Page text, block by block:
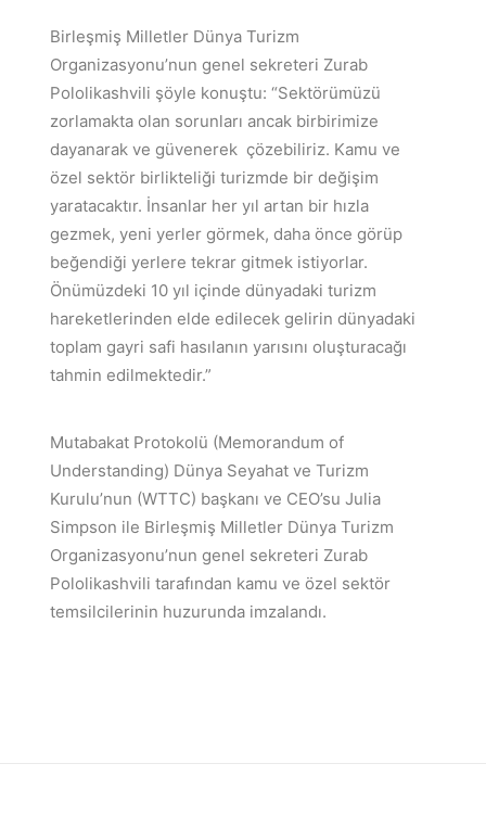
Birleşmiş Milletler Dünya Turizm
Organizasyonu’nun genel sekreteri Zurab
Pololikashvili şöyle konuştu: “Sektörümüzü
zorlamakta olan sorunları ancak birbirimize
dayanarak ve güvenerek çözebiliriz. Kamu ve
özel sektör birlikteliği turizmde bir değişim
yaratacaktır. İnsanlar her yıl artan bir hızla
gezmek, yeni yerler görmek, daha önce görüp
beğendiği yerlere tekrar gitmek istiyorlar.
Önümüzdeki 10 yıl içinde dünyadaki turizm
hareketlerinden elde edilecek gelirin dünyadaki
toplam gayri safi hasılanın yarısını oluşturacağı
tahmin edilmektedir.”
Mutabakat Protokolü (Memorandum of
Understanding) Dünya Seyahat ve Turizm
Kurulu’nun (WTTC) başkanı ve CEO’su Julia
Simpson ile Birleşmiş Milletler Dünya Turizm
Organizasyonu’nun genel sekreteri Zurab
Pololikashvili tarafından kamu ve özel sektör
temsilcilerinin huzurunda imzalandı.